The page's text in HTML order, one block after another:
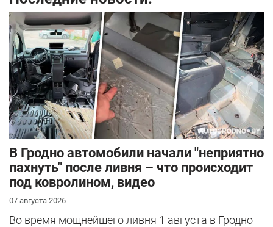
В Гродно автомобили начали "неприятно
пахнуть" после ливня – что происходит
под ковролином, видео
07 августа 2026
Во время мощнейшего ливня 1 августа в Гродно